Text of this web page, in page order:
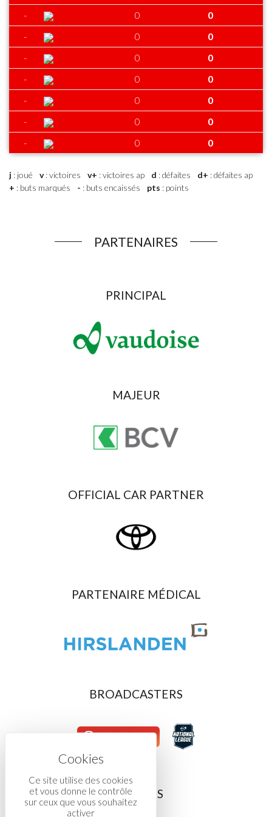
Ce site utilise des cookies
et vous donne le contrôle
sur ceux que vous souhaitez
activer
-
0
0
-
0
0
-
0
0
-
0
0
-
0
0
-
0
0
-
0 0
j : joué v: victoires v+ : victoires ap d : défaites d+ : défaites ap
+ : buts marqués - : buts encaissés pts : points
PARTENAIRES
PRINCIPAL
MAJEUR
OFFICIAL CAR PARTNER
PARTENAIRE MÉDICAL
BROADCASTERS
ASSOCIÉS